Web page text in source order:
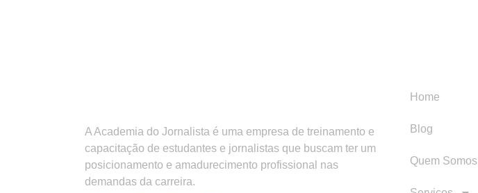
A Academia do Jornalista é uma empresa de treinamento e
capacitação de estudantes e jornalistas que buscam ter um
posicionamento e amadurecimento profissional nas
demandas da carreira.
Home
Blog
Quem Somos